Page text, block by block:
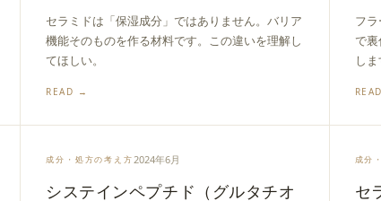
セラミドは「保湿成分」ではありません。バリア
機能そのものを作る材料です。この違いを理解し
てほしい。
READ →
フ
で
しま
成分・処方の考え方2024年6月
システインペプチド（グルタチオ
成分
セ